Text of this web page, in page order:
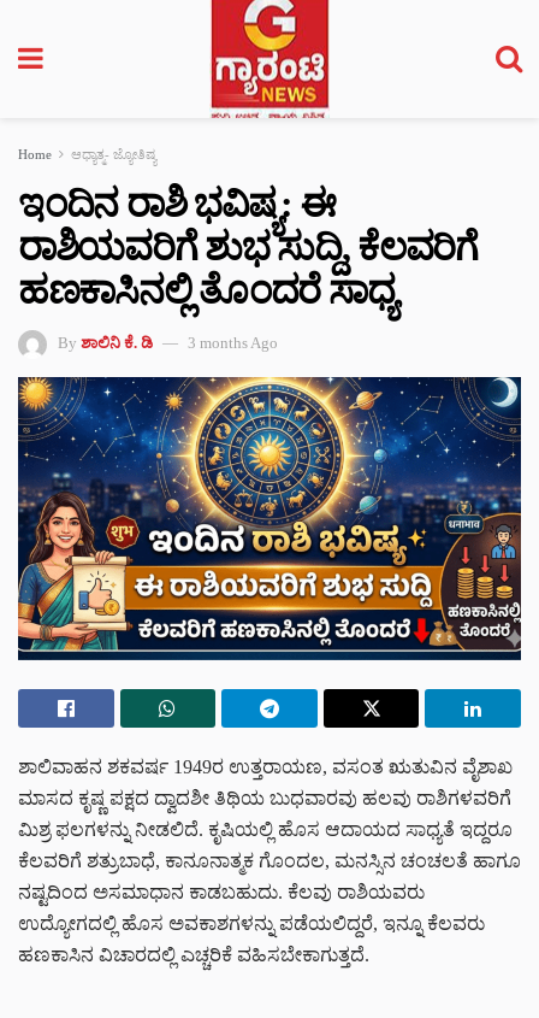
Home ಆಧ್ಯಾತ್ಮ- ಜ್ಯೋತಿಷ್ಯ
ಇಂದಿನ ರಾಶಿ ಭವಿಷ್ಯ: ಈ
ರಾಶಿಯವರಿಗೆ ಶುಭ ಸುದ್ದಿ, ಕೆಲವರಿಗೆ
ಹಣಕಾಸಿನಲ್ಲಿ ತೊಂದರೆ ಸಾಧ್ಯ
By ಶಾಲಿನಿ ಕೆ. ಡಿ 3 months Ago
ಶಾಲಿವಾಹನ ಶಕವರ್ಷ 1949ರ ಉತ್ತರಾಯಣ, ವಸಂತ ಋತುವಿನ ವೈಶಾಖ
ಮಾಸದ ಕೃಷ್ಣ ಪಕ್ಷದ ದ್ವಾದಶೀ ತಿಥಿಯ ಬುಧವಾರವು ಹಲವು ರಾಶಿಗಳವರಿಗೆ
ಮಿಶ್ರ ಫಲಗಳನ್ನು ನೀಡಲಿದೆ. ಕೃಷಿಯಲ್ಲಿ ಹೊಸ ಆದಾಯದ ಸಾಧ್ಯತೆ ಇದ್ದರೂ
ಕೆಲವರಿಗೆ ಶತ್ರುಬಾಧೆ, ಕಾನೂನಾತ್ಮಕ ಗೊಂದಲ, ಮನಸ್ಸಿನ ಚಂಚಲತೆ ಹಾಗೂ
ನಷ್ಟದಿಂದ ಅಸಮಾಧಾನ ಕಾಡಬಹುದು. ಕೆಲವು ರಾಶಿಯವರು
ಉದ್ಯೋಗದಲ್ಲಿ ಹೊಸ ಅವಕಾಶಗಳನ್ನು ಪಡೆಯಲಿದ್ದರೆ, ಇನ್ನೂ ಕೆಲವರು
ಹಣಕಾಸಿನ ವಿಚಾರದಲ್ಲಿ ಎಚ್ಚರಿಕೆ ವಹಿಸಬೇಕಾಗುತ್ತದೆ.